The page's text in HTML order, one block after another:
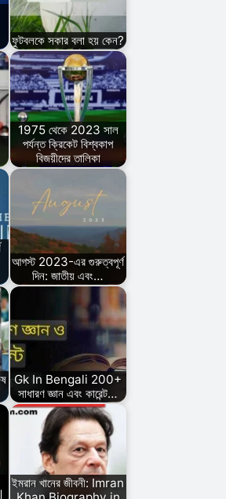
ফুটবলকে সকার বলা হয় কেন?
1975 থেকে 2023 সাল
পর্যন্ত ক্রিকেট বিশ্বকাপ
বিজয়ীদের তালিকা
আগস্ট 2023-এর গুরুত্বপূর্ণ
দিন: জাতীয় এবং…
Gk In Bengali 200+
সাধারণ জ্ঞান এবং কারেন্ট…
ইমরান খানের জীবনী: Imran